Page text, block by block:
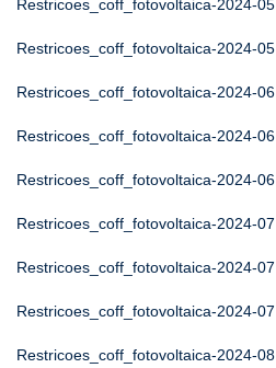
Restricoes_coff_fotovoltaica-2024-05
Restricoes_coff_fotovoltaica-2024-05
Restricoes_coff_fotovoltaica-2024-06
Restricoes_coff_fotovoltaica-2024-06
Restricoes_coff_fotovoltaica-2024-06
Restricoes_coff_fotovoltaica-2024-07
Restricoes_coff_fotovoltaica-2024-07
Restricoes_coff_fotovoltaica-2024-07
Restricoes_coff_fotovoltaica-2024-08